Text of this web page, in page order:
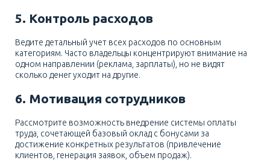
5. Контроль расходов
Ведите детальный учет всех расходов по основным
категориям. Часто владельцы концентрируют внимание на
одном направлении (реклама, зарплаты), но не видят
сколько денег уходит на другие.
6. Мотивация сотрудников
Рассмотрите возможность внедрение системы оплаты
труда, сочетающей базовый оклад с бонусами за
достижение конкретных результатов (привлечение
клиентов, генерация заявок, объем продаж).